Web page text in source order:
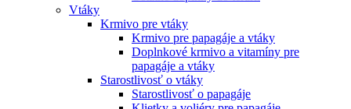
Vtáky
Krmivo pre vtáky
Krmivo pre papagáje a vtáky
Doplnkové krmivo a vitamíny pre
papagáje a vtáky
Starostlivosť o vtáky
Starostlivosť o papagáje